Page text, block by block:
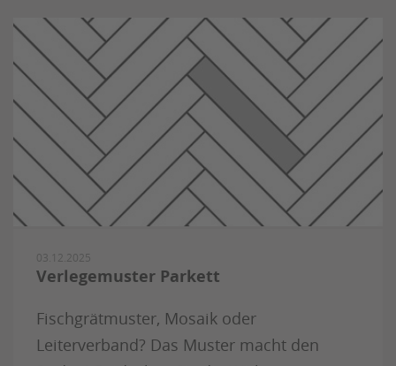
03.12.2025
Verlegemuster Parkett
Fischgrätmuster, Mosaik oder
Leiterverband? Das Muster macht den